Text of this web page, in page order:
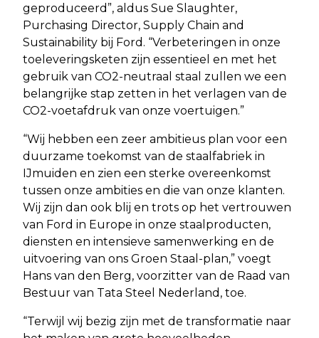
geproduceerd”, aldus Sue Slaughter,
Purchasing Director, Supply Chain and
Sustainability bij Ford. “Verbeteringen in onze
toeleveringsketen zijn essentieel en met het
gebruik van CO2-neutraal staal zullen we een
belangrijke stap zetten in het verlagen van de
CO2-voetafdruk van onze voertuigen.”
“Wij hebben een zeer ambitieus plan voor een
duurzame toekomst van de staalfabriek in
IJmuiden en zien een sterke overeenkomst
tussen onze ambities en die van onze klanten.
Wij zijn dan ook blij en trots op het vertrouwen
van Ford in Europe in onze staalproducten,
diensten en intensieve samenwerking en de
uitvoering van ons Groen Staal-plan,” voegt
Hans van den Berg, voorzitter van de Raad van
Bestuur van Tata Steel Nederland, toe.
“Terwijl wij bezig zijn met de transformatie naar